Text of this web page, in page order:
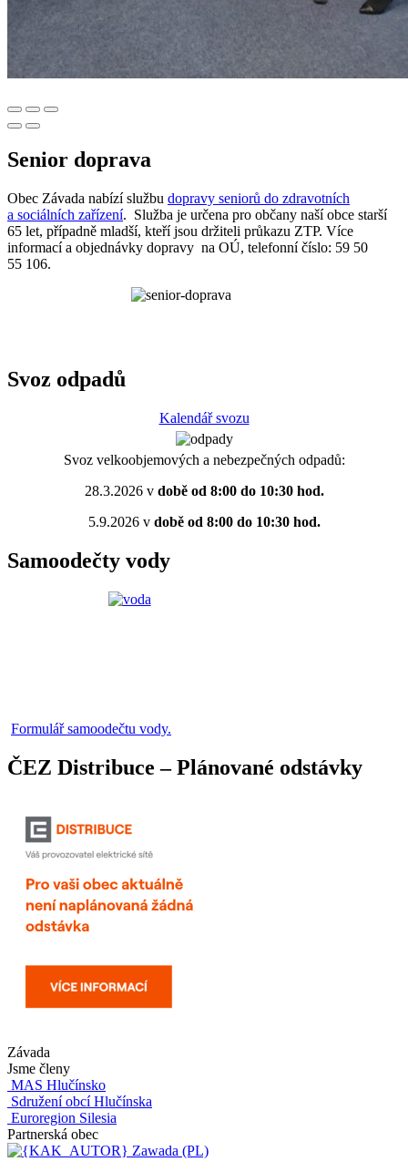
Senior doprava
Obec Závada nabízí službu dopravy seniorů do zdravotních
a sociálních zařízení. Služba je určena pro občany naší obce starší
65 let, případně mladší, kteří jsou držiteli průkazu ZTP. Více
informací a objednávky dopravy na OÚ, telefonní číslo: 59 50
55 106.
Svoz odpadů
Kalendář svozu
Svoz velkoobjemových a nebezpečných odpadů:
28.3.2026 vdobě od 8:00 do 10:30 hod.
5.9.2026 vdobě od 8:00 do 10:30 hod.
Samoodečty vody
Formulář samoodečtu vody.
ČEZ Distribuce – Plánované odstávky
Závada
Jsme členy
MAS Hlučínsko
Sdružení obcí Hlučínska
Euroregion Silesia
Partnerská obec
Zawada (PL)